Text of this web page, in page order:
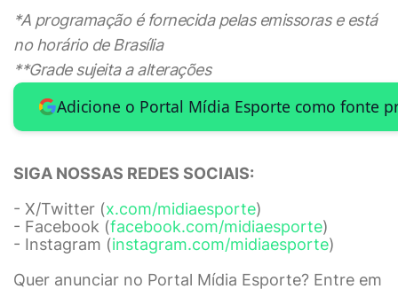
*A programação é fornecida pelas emissoras e está
no horário de Brasília
**Grade sujeita a alterações
Adicione o Portal Mídia Esporte como fonte
SIGA NOSSAS REDES SOCIAIS:
- X/Twitter (x.com/midiaesporte)
- Facebook (facebook.com/midiaesporte)
- Instagram (instagram.com/midiaesporte)
Quer anunciar no Portal Mídia Esporte? Entre em